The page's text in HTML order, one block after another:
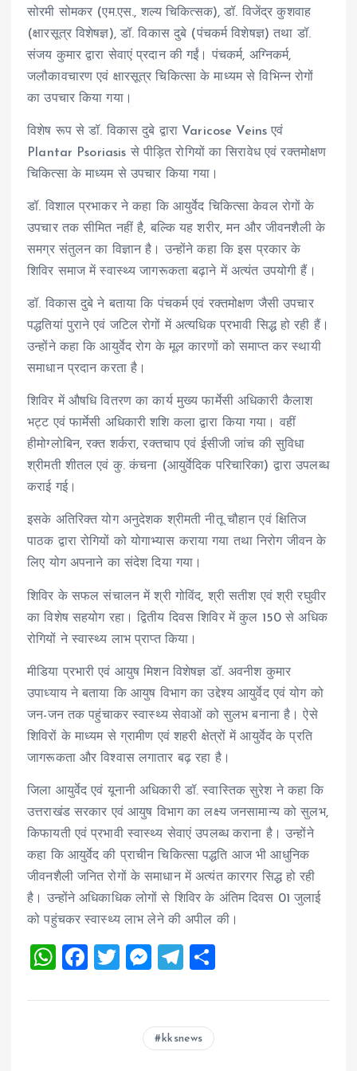
सोरमी सोमकर (एम.एस., शल्य चिकित्सक), डॉ. विजेंद्र कुशवाह
(क्षारसूत्र विशेषज्ञ), डॉ. विकास दुबे (पंचकर्म विशेषज्ञ) तथा डॉ.
संजय कुमार द्वारा सेवाएं प्रदान की गईं। पंचकर्म, अग्निकर्म,
जलौकावचारण एवं क्षारसूत्र चिकित्सा के माध्यम से विभिन्न रोगों
का उपचार किया गया।
विशेष रूप से डॉ. विकास दुबे द्वारा Varicose Veins एवं
Plantar Psoriasis से पीड़ित रोगियों का सिरावेध एवं रक्तमोक्षण
चिकित्सा के माध्यम से उपचार किया गया।
डॉ. विशाल प्रभाकर ने कहा कि आयुर्वेद चिकित्सा केवल रोगों के
उपचार तक सीमित नहीं है, बल्कि यह शरीर, मन और जीवनशैली के
समग्र संतुलन का विज्ञान है। उन्होंने कहा कि इस प्रकार के
शिविर समाज में स्वास्थ्य जागरूकता बढ़ाने में अत्यंत उपयोगी हैं।
डॉ. विकास दुबे ने बताया कि पंचकर्म एवं रक्तमोक्षण जैसी उपचार
पद्धतियां पुराने एवं जटिल रोगों में अत्यधिक प्रभावी सिद्ध हो रही हैं।
उन्होंने कहा कि आयुर्वेद रोग के मूल कारणों को समाप्त कर स्थायी
समाधान प्रदान करता है।
शिविर में औषधि वितरण का कार्य मुख्य फार्मेसी अधिकारी कैलाश
भट्ट एवं फार्मेसी अधिकारी शशि कला द्वारा किया गया। वहीं
हीमोग्लोबिन, रक्त शर्करा, रक्तचाप एवं ईसीजी जांच की सुविधा
श्रीमती शीतल एवं कु. कंचना (आयुर्वेदिक परिचारिका) द्वारा उपलब्ध
कराई गई।
इसके अतिरिक्त योग अनुदेशक श्रीमती नीतू चौहान एवं क्षितिज
पाठक द्वारा रोगियों को योगाभ्यास कराया गया तथा निरोग जीवन के
लिए योग अपनाने का संदेश दिया गया।
शिविर के सफल संचालन में श्री गोविंद, श्री सतीश एवं श्री रघुवीर
का विशेष सहयोग रहा। द्वितीय दिवस शिविर में कुल 150 से अधिक
रोगियों ने स्वास्थ्य लाभ प्राप्त किया।
मीडिया प्रभारी एवं आयुष मिशन विशेषज्ञ डॉ. अवनीश कुमार
उपाध्याय ने बताया कि आयुष विभाग का उद्देश्य आयुर्वेद एवं योग को
जन-जन तक पहुंचाकर स्वास्थ्य सेवाओं को सुलभ बनाना है। ऐसे
शिविरों के माध्यम से ग्रामीण एवं शहरी क्षेत्रों में आयुर्वेद के प्रति
जागरूकता और विश्वास लगातार बढ़ रहा है।
जिला आयुर्वेद एवं यूनानी अधिकारी डॉ. स्वास्तिक सुरेश ने कहा कि
उत्तराखंड सरकार एवं आयुष विभाग का लक्ष्य जनसामान्य को सुलभ,
किफायती एवं प्रभावी स्वास्थ्य सेवाएं उपलब्ध कराना है। उन्होंने
कहा कि आयुर्वेद की प्राचीन चिकित्सा पद्धति आज भी आधुनिक
जीवनशैली जनित रोगों के समाधान में अत्यंत कारगर सिद्ध हो रही
है। उन्होंने अधिकाधिक लोगों से शिविर के अंतिम दिवस 01 जुलाई
को पहुंचकर स्वास्थ्य लाभ लेने की अपील की।
W
at
F
ce
T
tt
er
M
se
n
g
T
e
g
r
a
kksnews